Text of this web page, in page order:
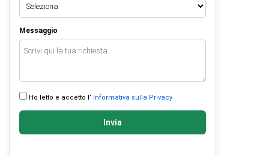
Messaggio
Ho letto e accetto l’ Informativa sulla Privacy
Invia